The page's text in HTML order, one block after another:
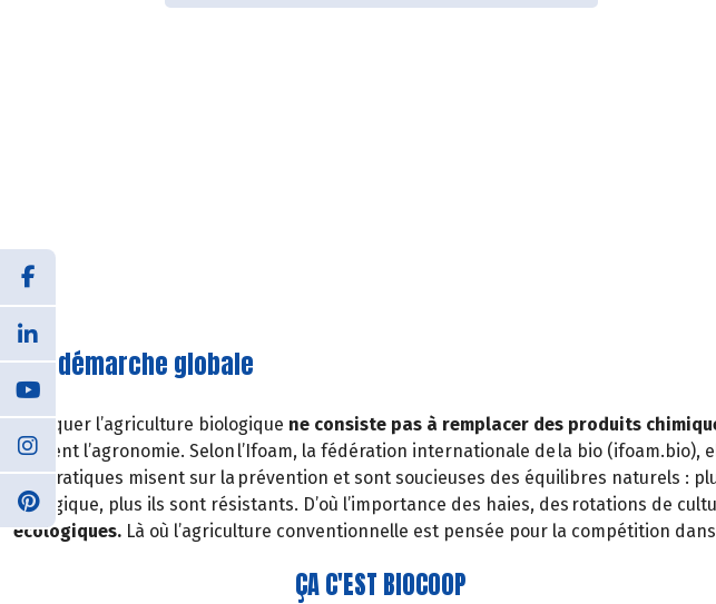
Une démarche globale
Pratiquer l’agriculture biologique ne consiste pas à remplacer des produits
souvent l’agronomie. Selon l’Ifoam, la fédération internationale de la bio (ifoam.bio),
Ses pratiques misent sur la prévention et sont soucieuses des équilibres naturels :
biologique, plus ils sont résistants. D’où l’importance des haies, des rotations de
écologiques. Là où l’agriculture conventionnelle est pensée pour la compétition
ÇA C'EST BIOCOOP